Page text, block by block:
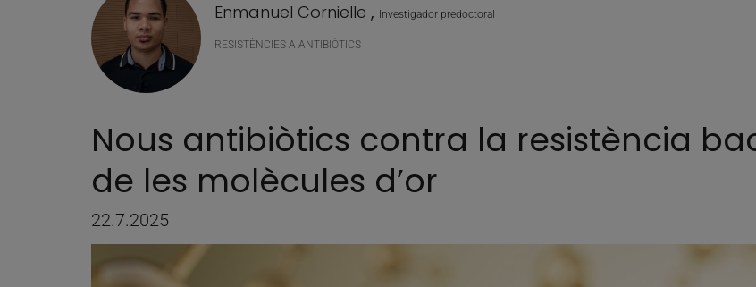
Enmanuel Cornielle , Investigador predoctoral
RESISTÈNCIES A ANTIBIÒTICS
Nous antibiòtics contra la resistència
de les molècules d’or
22.7.2025